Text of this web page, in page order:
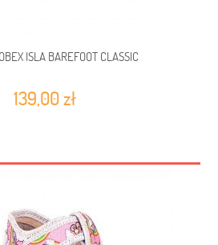
ISLA BAREFOOT CLASSIC
139,00 zł